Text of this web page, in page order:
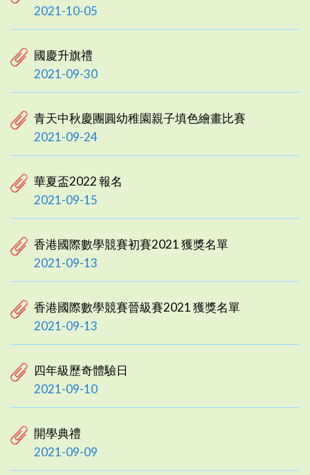
2021-10-05
國慶升旗禮
2021-09-30
青天中秋慶團圓幼稚園親子填色繪畫比賽
2021-09-24
華夏盃2022 報名
2021-09-15
香港國際數學競賽初賽2021 獲獎名單
2021-09-13
香港國際數學競賽晉級賽2021 獲獎名單
2021-09-13
四年級歷奇體驗日
2021-09-10
開學典禮
2021-09-09